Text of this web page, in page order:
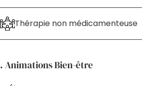
Thérapie non médicamenteuse
. Animations Bien-être